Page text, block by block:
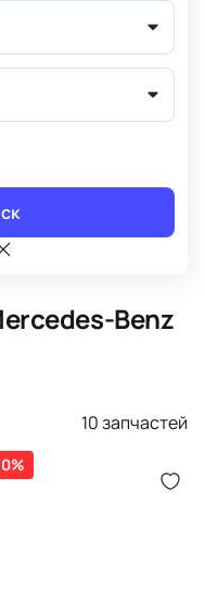
Benz
10запчастей